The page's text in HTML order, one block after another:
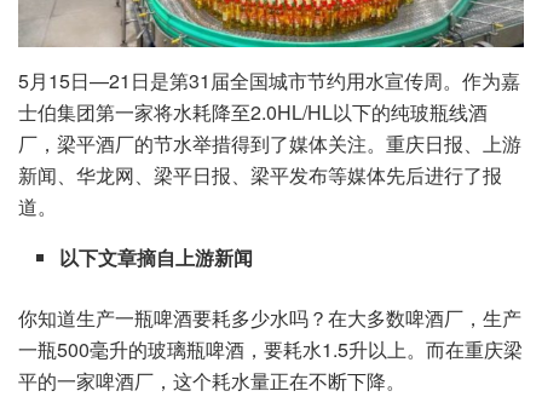
5月15日—21日是第31届全国城市节约用水宣传周。作为嘉
士伯集团第一家将水耗降至2.0HL/HL以下的纯玻瓶线酒
厂，梁平酒厂的节水举措得到了媒体关注。重庆日报、上游
新闻、华龙网、梁平日报、梁平发布等媒体先后进行了报
道。
以下文章摘自上游新闻
你知道生产一瓶啤酒要耗多少水吗？在大多数啤酒厂，生产
一瓶500毫升的玻璃瓶啤酒，要耗水1.5升以上。而在重庆梁
平的一家啤酒厂，这个耗水量正在不断下降。